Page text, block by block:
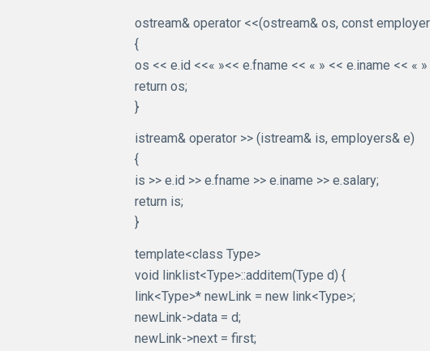
ostream& operator <<(ostream& os, const
{
os << e.id <<« »<< e.fname << « » << e.iname << «
return os;
}
istream& operator >> (istream& is, employers& e)
{
is >> e.id >> e.fname >> e.iname >> e.salary;
return is;
}
template<class Type>
void linklist<Type>::additem(Type d) {
link<Type>* newLink = new link<Type>;
newLink->data = d;
newLink->next = first;